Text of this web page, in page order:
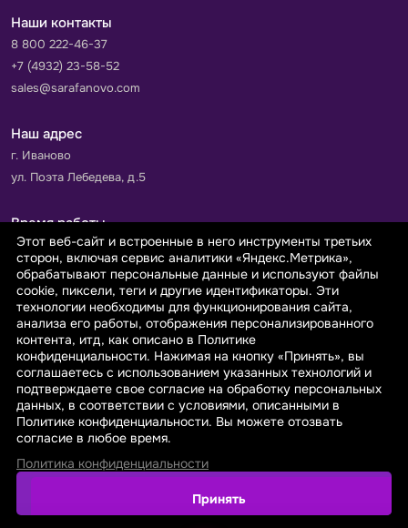
Наши контакты
8 800 222-46-37
+7 (4932) 23-58-52
sales@sarafanovo.com
Наш адрес
г. Иваново
ул. Поэта Лебедева, д.5
Время работы
Пн-Пт с 9.00 до 18.00
Сб-Вс: выходной
Принимаем к оплате
© 2026 sarafanovo.com - Интернет-магазин "САРАФАНОВО"
специализируется на производстве, продаже тканей оптом и в
розницу с доставкой по Роcсии и СНГ.
Политика обработки персональных данных
Этот веб-сайт и встроенные в него инструменты третьих
сторон, включая сервис аналитики «Яндекс.Метрика»,
обрабатывают персональные данные и используют файлы
cookie, пиксели, теги и другие идентификаторы. Эти
технологии необходимы для функционирования сайта,
анализа его работы, отображения персонализированного
контента, итд, как описано в Политике
конфиденциальности. Нажимая на кнопку «Принять», вы
соглашаетесь с использованием указанных технологий и
подтверждаете свое согласие на обработку персональных
данных, в соответствии с условиями, описанными в
Политике конфиденциальности. Вы можете отозвать
согласие в любое время.
Политика конфиденциальности